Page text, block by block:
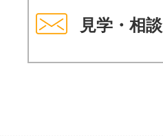
見学・相談